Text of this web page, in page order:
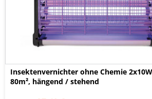
Insektenvernichter ohne Chemie
80m², hängend / stehend